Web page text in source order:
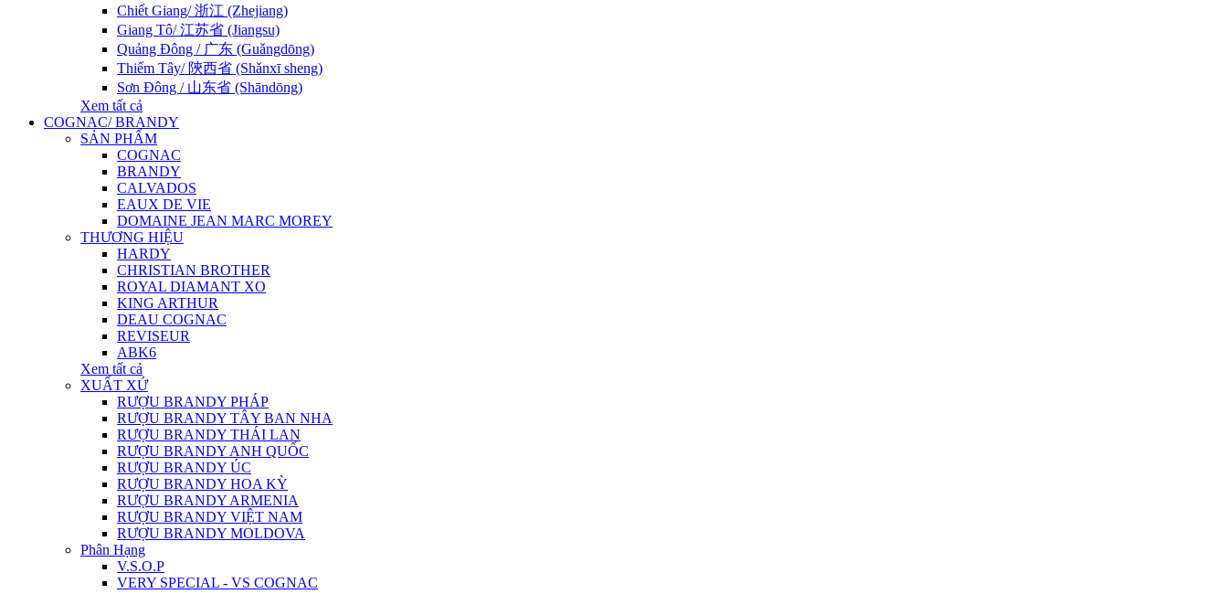
Chiết Giang/ 浙江 (Zhejiang)
Giang Tô/ 江苏省 (Jiangsu)
Quảng Đông / 广东 (Guǎngdōng)
Thiểm Tây/ 陝西省 (Shǎnxī sheng)
Sơn Đông / 山东省 (Shāndōng)
Xem tất cả
COGNAC/ BRANDY
SẢN PHẨM
COGNAC
BRANDY
CALVADOS
EAUX DE VIE
DOMAINE JEAN MARC MOREY
THƯƠNG HIỆU
HARDY
CHRISTIAN BROTHER
ROYAL DIAMANT XO
KING ARTHUR
DEAU COGNAC
REVISEUR
ABK6
Xem tất cả
XUẤT XỨ
RƯỢU BRANDY PHÁP
RƯỢU BRANDY TÂY BAN NHA
RƯỢU BRANDY THÁI LAN
RƯỢU BRANDY ANH QUỐC
RƯỢU BRANDY ÚC
RƯỢU BRANDY HOA KỲ
RƯỢU BRANDY ARMENIA
RƯỢU BRANDY VIỆT NAM
RƯỢU BRANDY MOLDOVA
Phân Hạng
V.S.O.P
VERY SPECIAL - VS COGNAC